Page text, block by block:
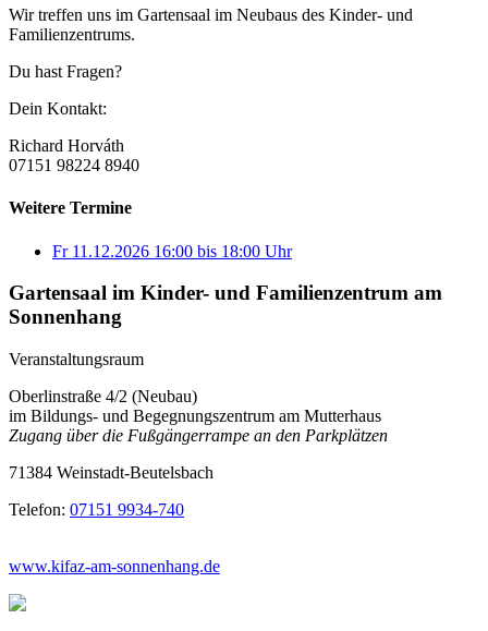
Wir treffen uns im Gartensaal im Neubaus des Kinder- und
Familienzentrums.
Du hast Fragen?
Dein Kontakt:
Richard Horváth
07151 98224 8940
Weitere Termine
Fr 11.12.2026 16:00 bis 18:00 Uhr
Gartensaal im Kinder- und Familienzentrum am
Sonnenhang
Veranstaltungsraum
Oberlinstraße 4/2 (Neubau)
im Bildungs- und Begegnungszentrum am Mutterhaus
Zugang über die Fußgängerrampe an den Parkplätzen
71384 Weinstadt-Beutelsbach
Telefon: 07151 9934-740
www.kifaz-am-sonnenhang.de